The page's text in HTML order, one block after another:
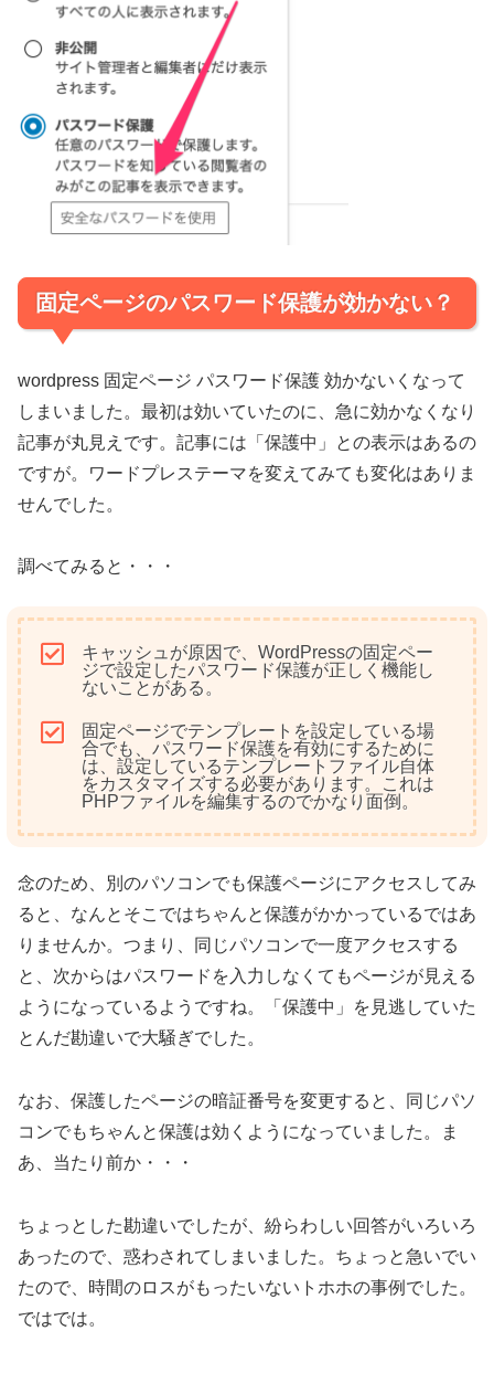
固定ページのパスワード保護が効かない？
wordpress 固定ページ パスワード保護 効かないくなって
しまいました。最初は効いていたのに、急に効かなくなり
記事が丸見えです。記事には「保護中」との表示はあるの
ですが。ワードプレステーマを変えてみても変化はありま
せんでした。
調べてみると・・・
キャッシュが原因で、WordPressの固定ペー
ジで設定したパスワード保護が正しく機能し
ないことがある。
固定ページでテンプレートを設定している場
合でも、パスワード保護を有効にするために
は、設定しているテンプレートファイル自体
をカスタマイズする必要があります。これは
PHPファイルを編集するのでかなり面倒。
念のため、別のパソコンでも保護ページにアクセスしてみ
ると、なんとそこではちゃんと保護がかかっているではあ
りませんか。つまり、同じパソコンで一度アクセスする
と、次からはパスワードを入力しなくてもページが見える
ようになっているようですね。「保護中」を見逃していた
とんだ勘違いで大騒ぎでした。
なお、保護したページの暗証番号を変更すると、同じパソ
コンでもちゃんと保護は効くようになっていました。ま
あ、当たり前か・・・
ちょっとした勘違いでしたが、紛らわしい回答がいろいろ
あったので、惑わされてしまいました。ちょっと急いでい
たので、時間のロスがもったいないトホホの事例でした。
ではでは。